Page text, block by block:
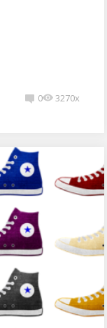
0 3270x